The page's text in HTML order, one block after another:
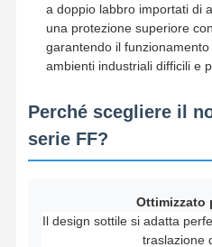
Blocco di puleggia di gru
Gru a benna
Ingranaggi motore e freno
Attrezzatura di trasporto
a doppio labbro importati di
una protezione superiore
garantendo il
ambienti industriali difficili e
Perché scegliere il
serie FF?
Ottimizzato
Il design sottile si adatta
traslazione